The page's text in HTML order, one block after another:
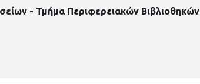
- Τμήμα Περιφερειακών Βιβλιοθηκών